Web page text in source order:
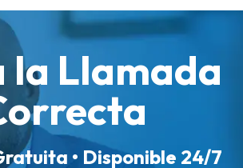
la Llamada
• Disponible 24/7